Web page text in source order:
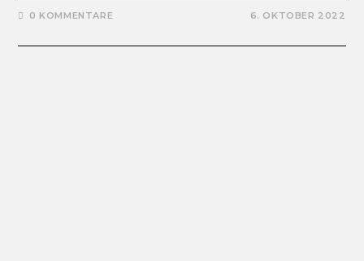
0 KOMMENTARE 6. OKTOBER 2022